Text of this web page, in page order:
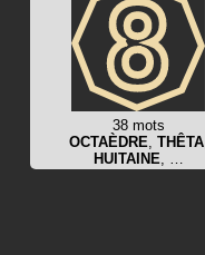
38 mots
OCTAÈDRE THÊTA,
HUITAINE